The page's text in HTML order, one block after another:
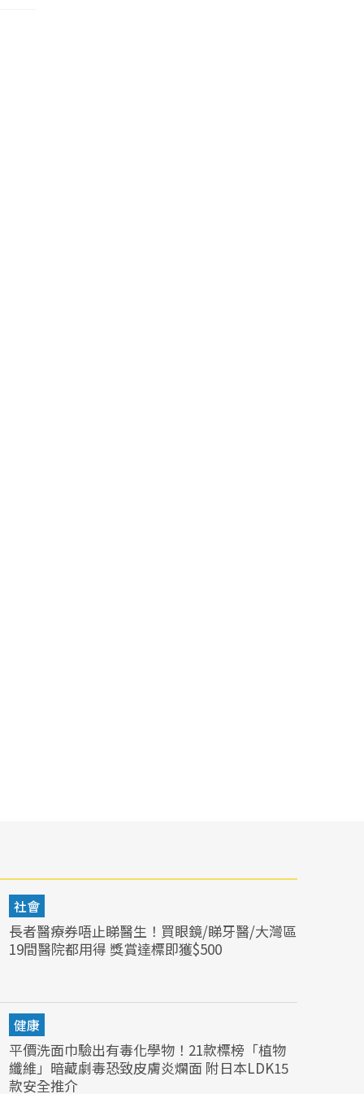
社會
長者醫療券唔止睇醫生！買眼鏡/睇牙醫/大灣區
19間醫院都用得 獎賞達標即獲$500
健康
平價洗面巾驗出有毒化學物！21款標榜「植物
纖維」暗藏劇毒恐致皮膚炎爛面 附日本LDK15
款安全推介